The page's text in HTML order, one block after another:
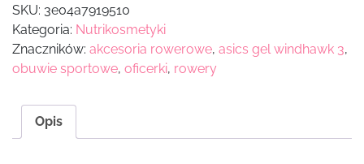
SKU: 3e04a7919510
Kategoria: Nutrikosmetyki
Znaczników: akcesoria rowerowe, asics gel windhawk 3,
obuwie sportowe, oficerki, rowery
Opis